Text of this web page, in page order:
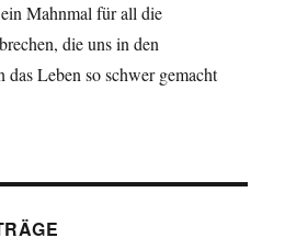
Mahnmal für all die
die uns in den
das Leben so schwer gemacht